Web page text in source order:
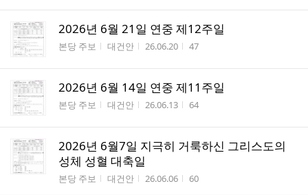
2026년 6월 21일 연중 제12주일
게시판명
본당 주보 작성자
대건안 작성시간
26.06.20 조회수
47
2026년 6월 14일 연중 제11주일
게시판명
본당 주보 작성자
대건안 작성시간
26.06.13 조회수
64
2026년 6월7일 지극히 거룩하신 그리스도의
성체 성혈 대축일
게시판명
본당 주보 작성자
대건안 작성시간
26.06.06 조회수
60